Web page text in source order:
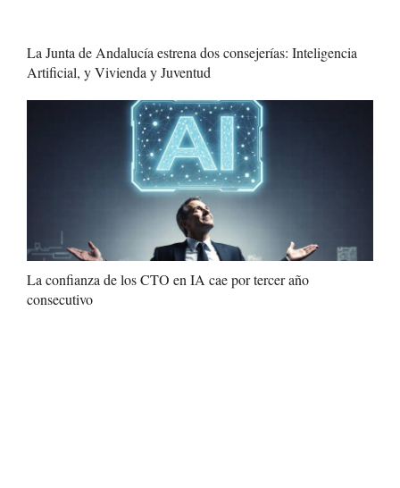
La Junta de Andalucía estrena dos consejerías: Inteligencia
Artificial, y Vivienda y Juventud
La confianza de los CTO en IA cae por tercer año
consecutivo